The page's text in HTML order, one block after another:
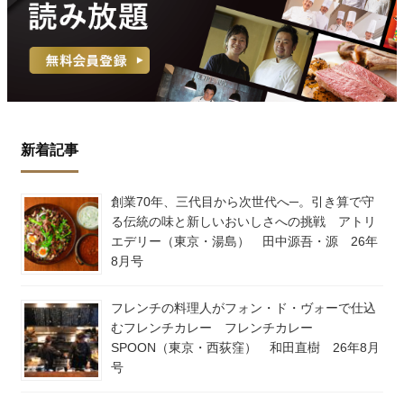
新着記事
創業70年、三代目から次世代へ─。引き算で守
る伝統の味と新しいおいしさへの挑戦 アトリ
エデリー（東京・湯島） 田中源吾・源 26年
8月号
フレンチの料理人がフォン・ド・ヴォーで仕込
むフレンチカレー フレンチカレー
SPOON（東京・西荻窪） 和田直樹 26年8月
号